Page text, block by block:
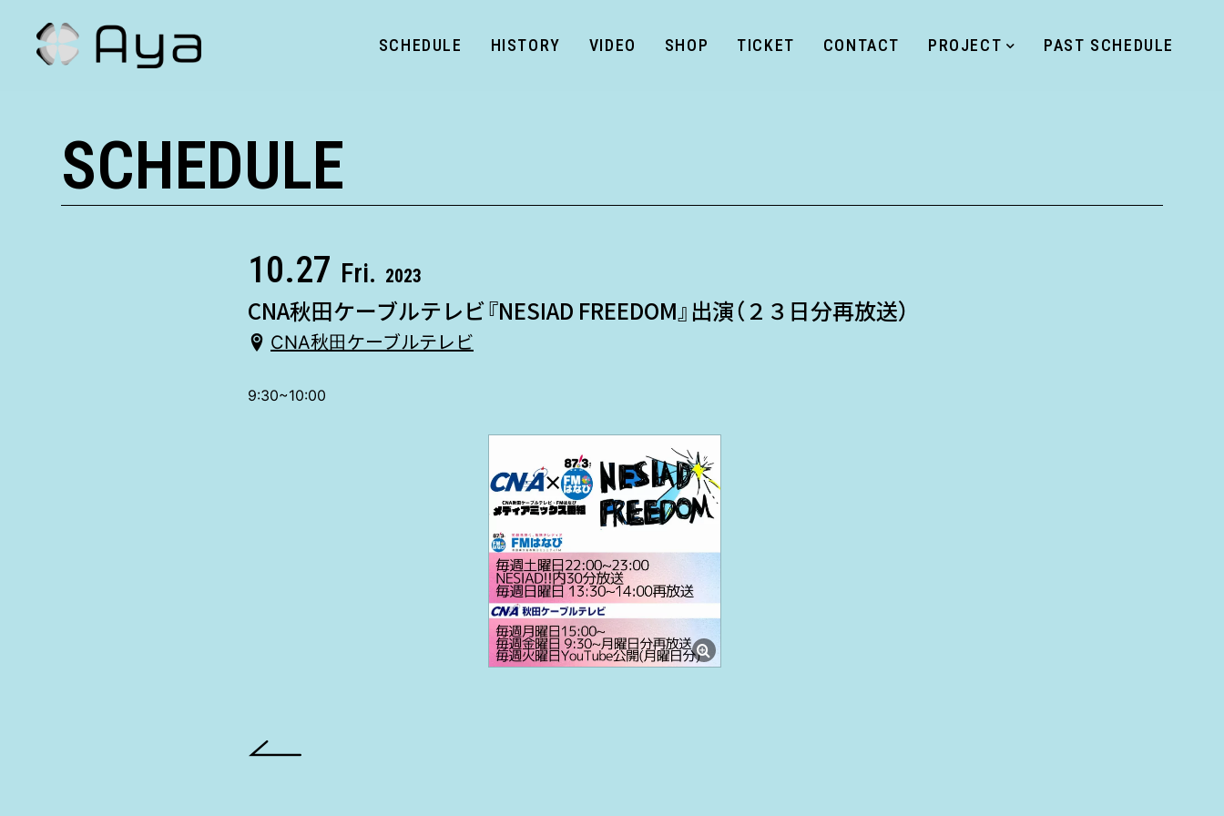
SCHEDULE HISTORY VIDEO SHOP TICKET CONTACT PROJECT PAST SCHEDULE
SCHEDULE
10.27 Fri. 2023
CNA秋田ケーブルテレビ『NESIAD FREEDOM』出演（２３日分再放送）
CNA秋田ケーブルテレビ
9:30~10:00